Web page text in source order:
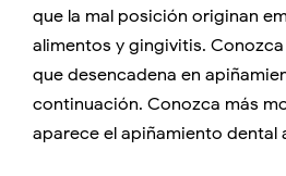
que la mal posición originan
alimentos y gingivitis.
que desencadena en
continuación. Conozca más
aparece el apiñamiento dental